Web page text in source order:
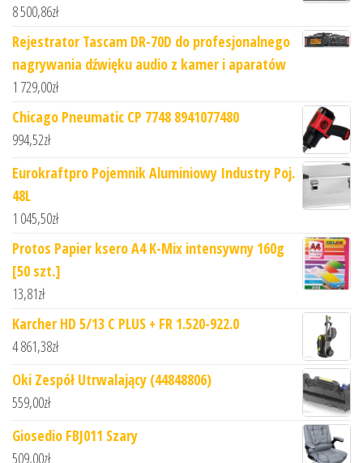
8 500,86zł
​Rejestrator Tascam DR-70D do profesjonalnego
nagrywania dźwięku audio z kamer i aparatów
1 729,00zł
Chicago Pneumatic CP 7748 8941077480
994,52zł
Eurokraftpro Pojemnik Aluminiowy Industry Poj.
48L
1 045,50zł
Protos Papier ksero A4 K-Mix intensywny 160g
[50 szt.]
13,81zł
Karcher HD 5/13 C PLUS + FR 1.520-922.0
4 861,38zł
Oki Zespół Utrwalający (44848806)
559,00zł
Giosedio FBJ011 Szary
509,00zł